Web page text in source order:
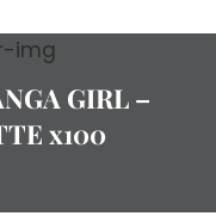
GIRL –
x100